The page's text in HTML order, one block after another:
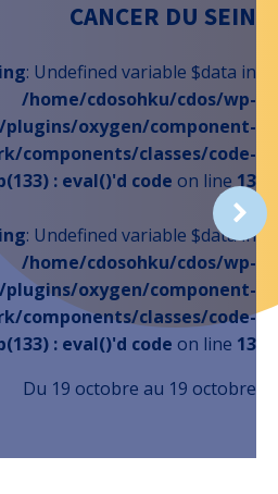
CANCER DU SEIN
: Undefined variable $data in
/home/cdosohku/cdos/wp-
oxygen/component-
components/classes/code-
: eval()'d code on line13
: Undefined variable $data in
/home/cdosohku/cdos/wp-
oxygen/component-
components/classes/code-
: eval()'d code on line 13
Du 19 octobre au 19 octobre